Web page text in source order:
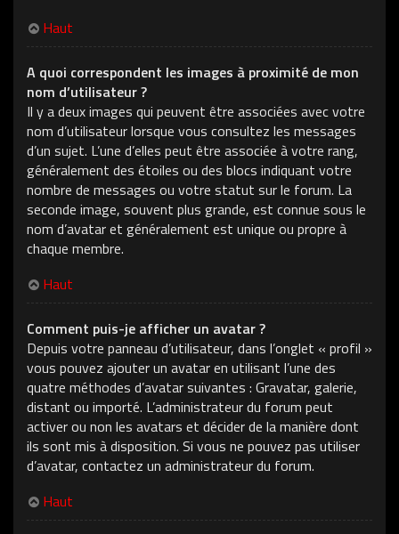
Haut
A quoi correspondent les images à proximité de mon
nom d’utilisateur ?
Il y a deux images qui peuvent être associées avec votre
nom d’utilisateur lorsque vous consultez les messages
d’un sujet. L’une d’elles peut être associée à votre rang,
généralement des étoiles ou des blocs indiquant votre
nombre de messages ou votre statut sur le forum. La
seconde image, souvent plus grande, est connue sous le
nom d’avatar et généralement est unique ou propre à
chaque membre.
Haut
Comment puis-je afficher un avatar ?
Depuis votre panneau d’utilisateur, dans l’onglet « profil »
vous pouvez ajouter un avatar en utilisant l’une des
quatre méthodes d’avatar suivantes : Gravatar, galerie,
distant ou importé. L’administrateur du forum peut
activer ou non les avatars et décider de la manière dont
ils sont mis à disposition. Si vous ne pouvez pas utiliser
d’avatar, contactez un administrateur du forum.
Haut